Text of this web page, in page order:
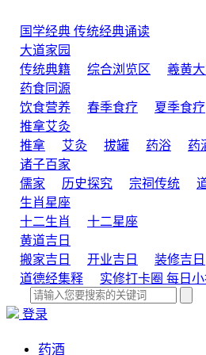
国学经典 传统经典诵读
大道家园
传统典籍
综合浏览区 羲黄
药食同源
饮食营养
春季食疗 夏季食疗
推拿艾灸
推拿
艾灸 拔罐 药浴 药
诸子百家
儒家
历史探究 宗祠传统
生肖星座
十二生肖
十二星座
黄道吉日
搬家吉日
开业吉日 装修吉日
道德经集释
实修打卡圈 每日
登录
药酒